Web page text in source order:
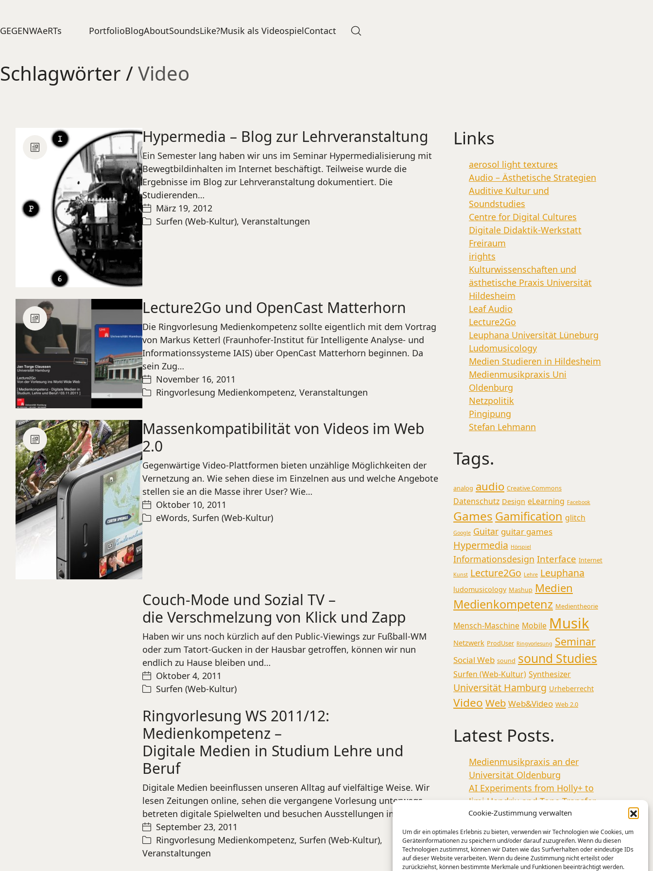
Cookie-Zustimmung verwalten
Um dir ein optimales Erlebnis zu bieten, verwenden wir Technologien wie Cookies, um
Geräteinformationen zu speichern und/oder darauf zuzugreifen. Wenn du diesen
Technologien zustimmst, können wir Daten wie das Surfverhalten oder eindeutige IDs
auf dieser Website verarbeiten. Wenn du deine Zustimmung nicht erteilst oder
zurückziehst, können bestimmte Merkmale und Funktionen beeinträchtigt werden.
GEGENWAeRTs PortfolioBlogAboutSoundsLike?Musik als VideospielContact
Schlagwörter /Video
Hypermedia – Blog zur Lehrveranstaltung
Ein Semester lang haben wir uns im Seminar Hypermedialisierung mit
Bewegtbildinhalten im Internet beschäftigt. Teilweise wurde die
Ergebnisse im Blog zur Lehrveranstaltung dokumentiert. Die
Studierenden…
März 19, 2012
Surfen (Web-Kultur),Veranstaltungen
Lecture2Go und OpenCast Matterhorn
Die Ringvorlesung Medienkompetenz sollte eigentlich mit dem Vortrag
von Markus Ketterl (Fraunhofer-Institut für Intelligente Analyse- und
Informationssysteme IAIS) über OpenCast Matterhorn beginnen. Da
sein Zug…
November 16, 2011
Ringvorlesung Medienkompetenz,Veranstaltungen
Massenkompatibilität von Videos im Web
2.0
Gegenwärtige Video-Plattformen bieten unzählige Möglichkeiten der
Vernetzung an. Wie sehen diese im Einzelnen aus und welche Angebote
stellen sie an die Masse ihrer User? Wie…
Oktober 10, 2011
eWords, Surfen (Web-Kultur)
Couch-Mode und Sozial TV –
die Verschmelzung von Klick und Zapp
Haben wir uns noch kürzlich auf den Public-Viewings zur Fußball-WM
oder zum Tatort-Gucken in der Hausbar getroffen, können wir nun
endlich zu Hause bleiben und…
Oktober 4, 2011
Surfen (Web-Kultur)
Ringvorlesung WS 2011/12:
Medienkompetenz –
Digitale Medien in Studium Lehre und
Beruf
Digitale Medien beeinflussen unseren Alltag auf vielfältige Weise. Wir
lesen Zeitungen online, sehen die vergangene Vorlesung unterwegs,
betreten digitale Spielwelten und besuchen Ausstellungen im Web.…
September 23, 2011
Ringvorlesung Medienkompetenz, Surfen (Web-Kultur),
Veranstaltungen
Links
aerosol light textures
Audio – Ästhetische Strategien
Auditive Kultur und
Soundstudies
Centre for Digital Cultures
Digitale Didaktik-Werkstatt
Freiraum
irights
Kulturwissenschaften und
ästhetische Praxis Universität
Hildesheim
Leaf Audio
Lecture2Go
Leuphana Universität Lüneburg
Ludomusicology
Medien Studieren in Hildesheim
Medienmusikpraxis Uni
Oldenburg
Netzpolitik
Pingipung
Stefan Lehmann
Tags.
analog audio Creative Commons
Datenschutz Design eLearning Facebook
Games Gamification glitch
Google Guitar guitar games
Hypermedia Hörspiel
Informationsdesign Interface Internet
Kunst Lecture2Go Lehre Leuphana
ludomusicology Mashup Medien
Medienkompetenz Medientheorie
Mensch-Maschine Mobile Musik
Netzwerk ProdUser Ringvorlesung Seminar
Social Web sound sound Studies
Surfen (Web-Kultur) Synthesizer
Universität Hamburg Urheberrecht
Video Web Web&Video Web 2.0
Latest Posts.
Medienmusikpraxis an der
Universität Oldenburg
AI Experiments from Holly+ to
Jimi Hendrix and Tone Transfer
A Sonic Weekend in New York
Künstliche Intelligenz –
Intelligente Kunst? Mensch-
Maschine-Interaktion und
kreative Praxis